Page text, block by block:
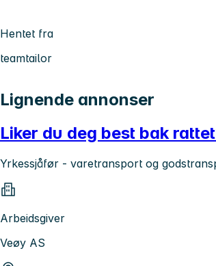
Hentet fra
teamtailor
Lignende annonser
Liker du deg best bak
Yrkessjåfør - varetransport og
Arbeidsgiver
Veøy AS